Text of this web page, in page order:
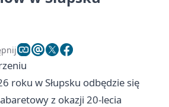
roku w Słupsku odbędzie się
z okazji 20-lecia